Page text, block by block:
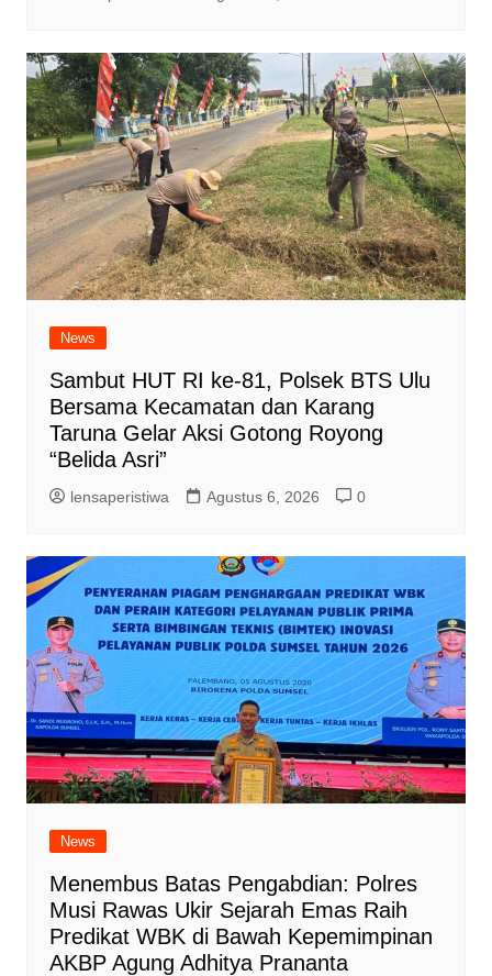
News
Sambut HUT RI ke-81, Polsek BTS Ulu
Bersama Kecamatan dan Karang
Taruna Gelar Aksi Gotong Royong
“Belida Asri”
lensaperistiwa Agustus 6, 2026 0
News
Menembus Batas Pengabdian: Polres
Musi Rawas Ukir Sejarah Emas Raih
Predikat WBK di Bawah Kepemimpinan
AKBP Agung Adhitya Prananta